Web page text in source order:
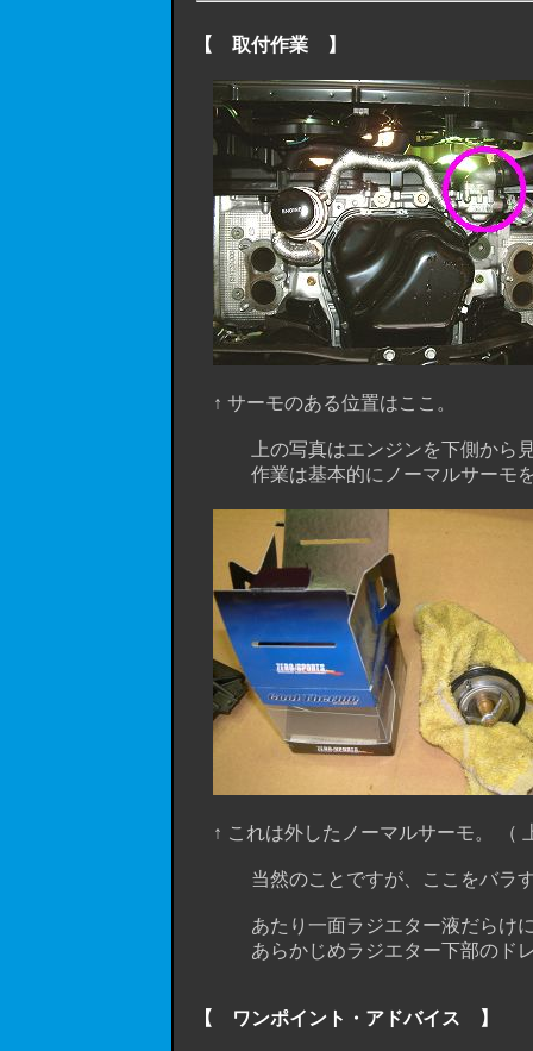
【 取付作業 】
↑ サーモのある位置はここ。
上の写真はエンジンを下側から見
作業は基本的にノーマルサーモを取
↑ これは外したノーマルサーモ。 （
当然のことですが、ここをバラすと
あたり一面ラジエター液だらけにな
あらかじめラジエター下部のドレン
【 ワンポイント・アドバイス 】